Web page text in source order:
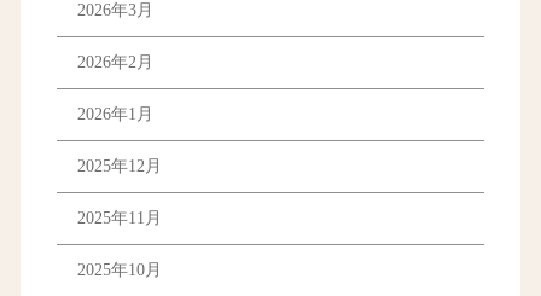
2026年3月
2026年2月
2026年1月
2025年12月
2025年11月
2025年10月